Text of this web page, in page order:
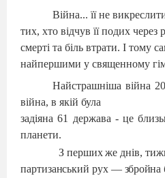
Війна... її не
тих, хто відчув її подих
смерті та біль втрати. І тому
найпершими у священному
Найстрашніша війна
війна, в якій була
задіяна 61 держава - це
планети.
З перших же днів,
партизанський рух — збройна